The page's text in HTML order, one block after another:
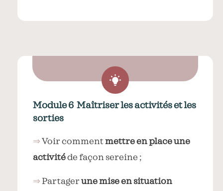
Module 6 Maîtriser les activités et les
sorties
⇒Voir commentmettre en place une
activitéde façon sereine ;
⇒Partagerune mise en situation